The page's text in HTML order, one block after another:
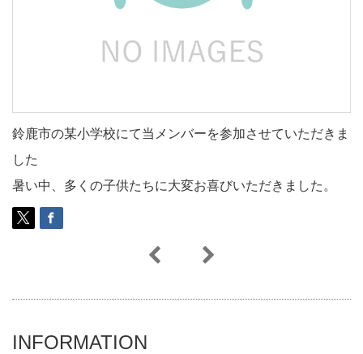
鈴鹿市の某小学校にて当メンバーを参加させていただきま
した
暑い中、多くの子供たちに大変お喜びいただきました。
INFORMATION